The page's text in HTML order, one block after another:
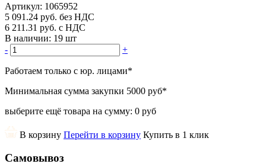
Артикул: 1065952
5 091.24 руб. без НДС
6 211.31 руб. с НДС
В наличии: 19 шт
-
+
Работаем только с юр. лицами*
Минимальная сумма закупки 5000 руб*
выберите ещё товара на сумму: 0 руб
В корзину Перейти в корзину Купить в 1 клик
Самовывоз